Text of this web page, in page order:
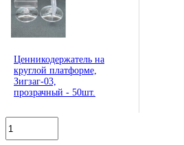
Ценникодержатель на
круглой платформе,
Зигзаг-03,
прозрачный - 50шт.